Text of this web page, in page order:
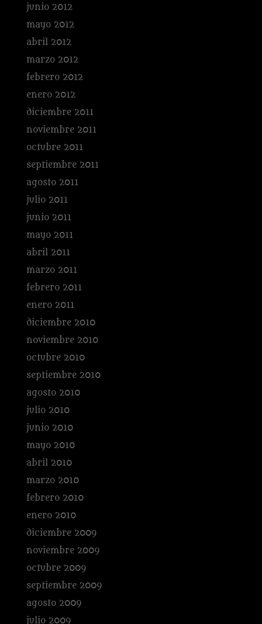
junio 2012
mayo 2012
abril 2012
marzo 2012
febrero 2012
enero 2012
diciembre 2011
noviembre 2011
octubre 2011
septiembre 2011
agosto 2011
julio 2011
junio 2011
mayo 2011
abril 2011
marzo 2011
febrero 2011
enero 2011
diciembre 2010
noviembre 2010
octubre 2010
septiembre 2010
agosto 2010
julio 2010
junio 2010
mayo 2010
abril 2010
marzo 2010
febrero 2010
enero 2010
diciembre 2009
noviembre 2009
octubre 2009
septiembre 2009
agosto 2009
julio 2009